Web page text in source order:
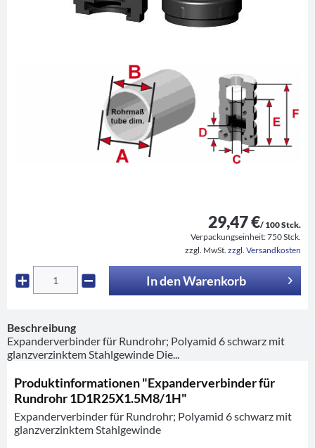
29,47 €/ 100 Stck.
Verpackungseinheit:750 Stck.
zzgl. MwSt. zzgl. Versandkosten
In denWarenkorb
Beschreibung
Expanderverbinder für Rundrohr; Polyamid 6 schwarz mit
glanzverzinktem Stahlgewinde Die...
Produktinformationen "Expanderverbinder für
Rundrohr 1D1R25X1.5M8/1H"
Expanderverbinder für Rundrohr; Polyamid 6 schwarz mit
glanzverzinktem Stahlgewinde